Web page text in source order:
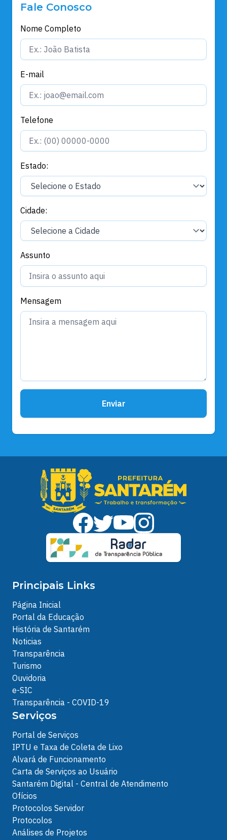
Fale Conosco
Nome Completo
E-mail
Telefone
Estado:
Cidade:
Assunto
Mensagem
Enviar
Principais Links
Página Inicial
Portal da Educação
História de Santarém
Noticias
Transparência
Turismo
Ouvidoria
e-SIC
Transparência - COVID-19
Serviços
Portal de Serviços
IPTU e Taxa de Coleta de Lixo
Alvará de Funcionamento
Carta de Serviços ao Usuário
Santarém Digital - Central de Atendimento
Ofícios
Protocolos Servidor
Protocolos
Análises de Projetos